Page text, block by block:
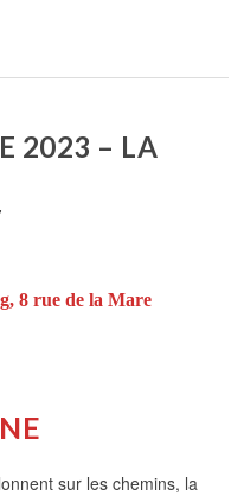
2023 – LA
8 rue de la Mare
sur les chemins, la